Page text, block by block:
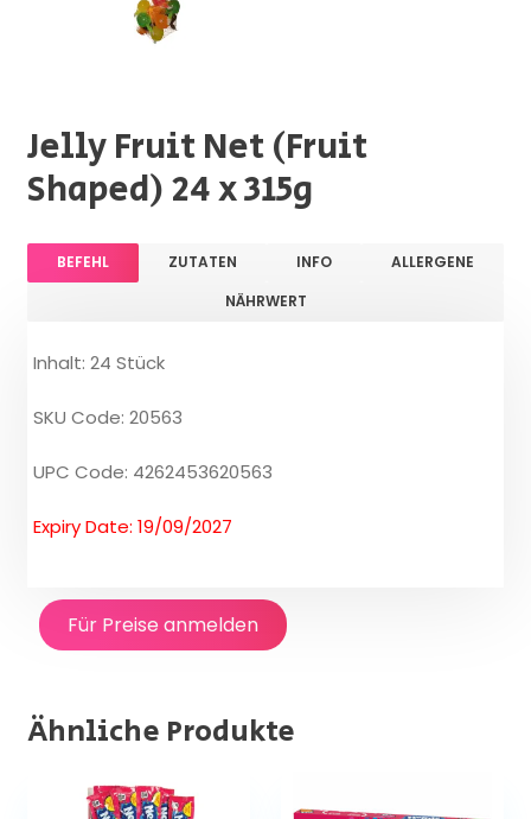
Jelly Fruit Net (Fruit
Shaped) 24 x 315g
BEFEHL ZUTATEN INFO
ALLERGENE
NÄHRWERT
Inhalt: 24 Stück
SKU Code: 20563
UPC Code: 4262453620563
Expiry Date: 19/09/2027
Für Preise anmelden
Ähnliche Produkte